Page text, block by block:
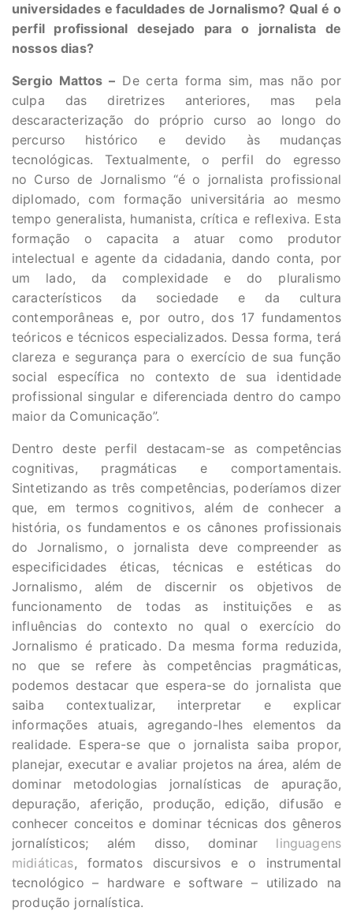
universidades e faculdades de Jornalismo? Qual é o
perfil profissional desejado para o jornalista de
nossos dias?
Sergio Mattos – De certa forma sim, mas não por
culpa das diretrizes anteriores, mas pela
descaracterização do próprio curso ao longo do
percurso histórico e devido às mudanças
tecnológicas. Textualmente, o perfil do egresso
no Curso de Jornalismo “é o jornalista profissional
diplomado, com formação universitária ao mesmo
tempo generalista, humanista, crítica e reflexiva. Esta
formação o capacita a atuar como produtor
intelectual e agente da cidadania, dando conta, por
um lado, da complexidade e do pluralismo
característicos da sociedade e da cultura
contemporâneas e, por outro, dos 17 fundamentos
teóricos e técnicos especializados. Dessa forma, terá
clareza e segurança para o exercício de sua função
social específica no contexto de sua identidade
profissional singular e diferenciada dentro do campo
maior da Comunicação”.
Dentro deste perfil destacam-se as competências
cognitivas, pragmáticas e comportamentais.
Sintetizando as três competências, poderíamos dizer
que, em termos cognitivos, além de conhecer a
história, os fundamentos e os cânones profissionais
do Jornalismo, o jornalista deve compreender as
especificidades éticas, técnicas e estéticas do
Jornalismo, além de discernir os objetivos de
funcionamento de todas as instituições e as
influências do contexto no qual o exercício do
Jornalismo é praticado. Da mesma forma reduzida,
no que se refere às competências pragmáticas,
podemos destacar que espera-se do jornalista que
saiba contextualizar, interpretar e explicar
informações atuais, agregando-lhes elementos da
realidade. Espera-se que o jornalista saiba propor,
planejar, executar e avaliar projetos na área, além de
dominar metodologias jornalísticas de apuração,
depuração, aferição, produção, edição, difusão e
conhecer conceitos e dominar técnicas dos gêneros
jornalísticos; além disso, dominar linguagens
midiáticas, formatos discursivos e o instrumental
tecnológico – hardware e software – utilizado na
produção jornalística.